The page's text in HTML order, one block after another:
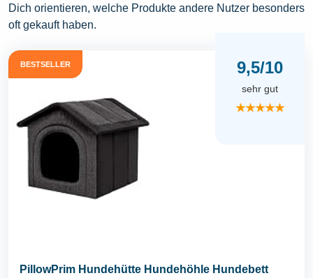
Dich orientieren, welche Produkte andere Nutzer besonders
oft gekauft haben.
BESTSELLER 9,5/10
sehr gut
★★★★★
PillowPrim Hundehütte Hundehöhle Hundebett